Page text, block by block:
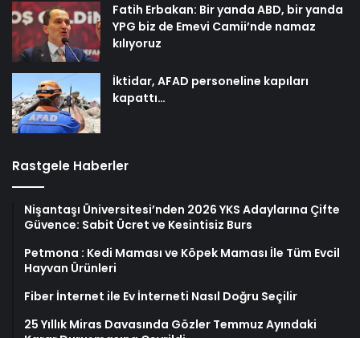
Fatih Erbakan: Bir yanda ABD, bir yanda
YPG biz de Emevi Camii’nde namaz
kılıyoruz
İktidar, AFAD personeline kapıları
kapattı…
Rastgele Haberler
Nişantaşı Üniversitesi’nden 2026 YKS Adaylarına Çifte
Güvence: Sabit Ücret ve Kesintisiz Burs
Petmona : Kedi Maması ve Köpek Maması İle Tüm Evcil
Hayvan Ürünleri
Fiber İnternet ile Ev İnterneti Nasıl Doğru Seçilir
25 Yıllık Miras Davasında Gözler Temmuz Ayındaki